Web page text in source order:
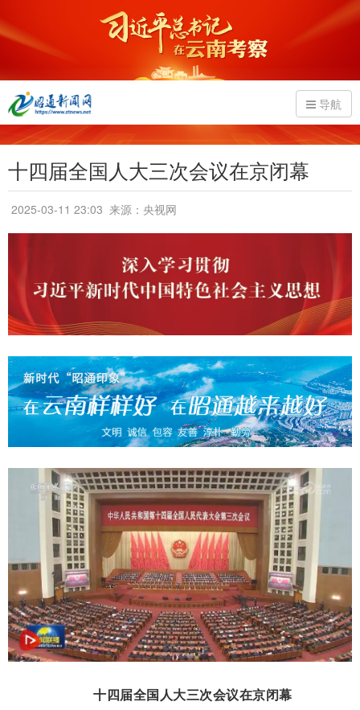
导航
十四届全国人大三次会议在京闭幕
2025-03-11 23:03 来源：央视网
十四届全国人大三次会议在京闭幕